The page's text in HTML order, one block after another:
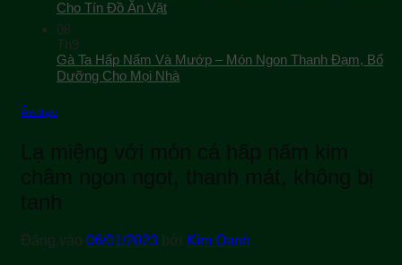
Tráng
Cho Tín Đồ Ăn Vặt
08
Th9
Gà Ta Hấp Nấm Và Mướp – Món Ngon Thanh Đạm, Bổ
Dưỡng Cho Mọi Nhà
Ẩm thực
Lạ miệng với món cá hấp nấm kim
châm ngon ngọt, thanh mát, không bị
tanh
Đăng vào 06/01/2023 bởi Kim Oanh